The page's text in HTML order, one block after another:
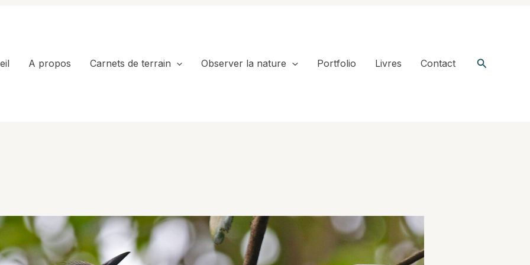
A propos Carnets de terrain Observer la nature Portfolio Livres Contact